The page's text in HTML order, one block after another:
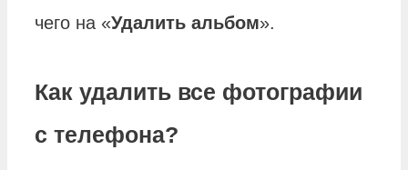
чего на «Удалить альбом».
Как удалить все фотографии
с телефона?